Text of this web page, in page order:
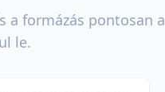
a formázás pontosan a
le.